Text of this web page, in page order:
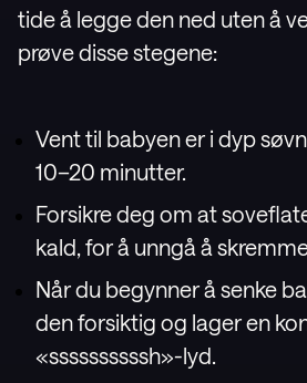
tide å legge den ned uten å
prøve disse stegene:
Vent til babyen er i dyp
10–20 minutter.
Forsikre deg om at
kald, for å unngå å
Når du begynner å senke
den forsiktig og lager en
«ssssssssssh»-lyd.